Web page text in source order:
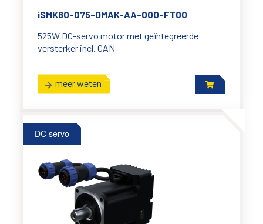
iSMK80-075-DMAK-AA-000-FT00
525W DC-servo motor met geïntegreerde
versterker incl. CAN
meer weten
DC servo